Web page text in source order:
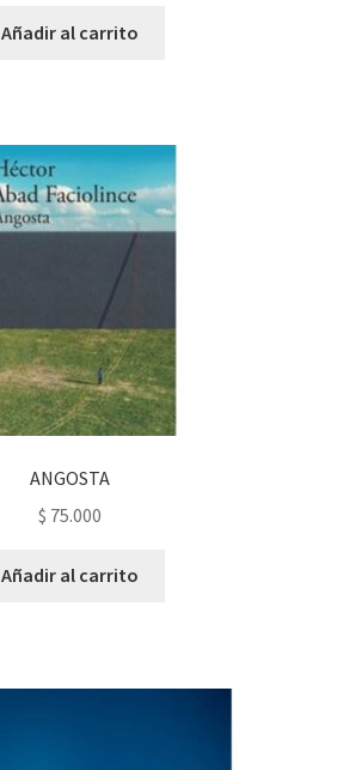
Añadir al carrito
ANGOSTA
$ 75.000
Añadir al carrito